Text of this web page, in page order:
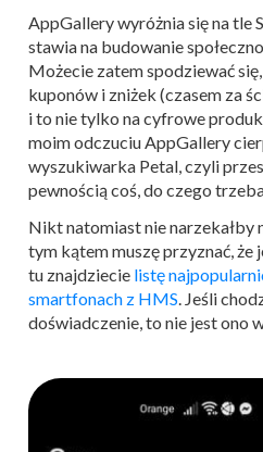
AppGallery wyróżnia się na tle
stawia na budowanie
Możecie zatem spodziewać
kuponów i zniżek (czasem za
i to nie tylko na cyfrowe
moim odczuciu AppGallery
wyszukiwarka Petal, czyli
pewnością coś, do czego
Nikt natomiast nie narzekałby
tym kątem muszę przyznać, że
tu znajdziecie listę
smartfonach z HMS. Jeśli
doświadczenie, to nie jest ono